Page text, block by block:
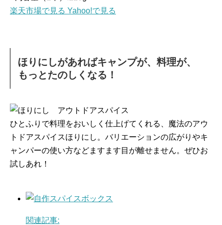
楽天市場で見る Yahoo!で見る
ほりにしがあればキャンプが、料理が、
もっとたのしくなる！
ひとふりで料理をおいしく仕上げてくれる、魔法のアウ
トドアスパイスほりにし。バリエーションの広がりやキ
ャンパーの使い方などますます目が離せません。ぜひお
試しあれ！
関連記事: